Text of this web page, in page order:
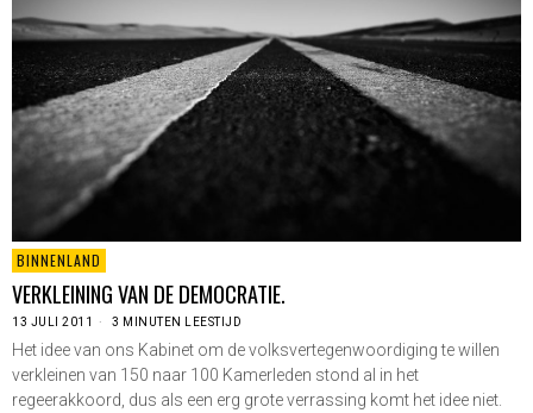
BINNENLAND
VERKLEINING VAN DE DEMOCRATIE.
13 JULI 2011 3 MINUTEN LEESTIJD
Het idee van ons Kabinet om de volksvertegenwoordiging te willen
verkleinen van 150 naar 100 Kamerleden stond al in het
regeerakkoord, dus als een erg grote verrassing komt het idee niet.